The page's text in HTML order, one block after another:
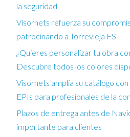
la seguridad
Visornets refuerza su
patrocinando a Torrevieja FS
¿Quieres personalizar tu obra
Descubre todos los colores
Visornets amplía su catálogo con
EPIs para profesionales de la
Plazos de entrega antes de
importante para clientes